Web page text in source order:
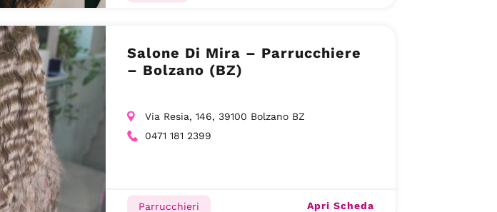
Salone Di Mira – Parrucchiere
– Bolzano (BZ)
Via Resia, 146, 39100 Bolzano BZ
0471 181 2399
Parrucchieri Apri Scheda